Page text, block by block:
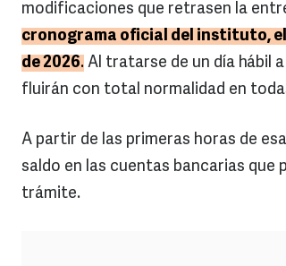
modificaciones que retrasen la
cronograma oficial del instituto,
de 2026. Al tratarse de un día hábil
fluirán con total normalidad en
A partir de las primeras horas de
saldo en las cuentas bancarias
trámite.